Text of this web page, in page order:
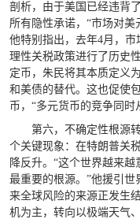
剖析，由于美国已经违背
所有隐性承诺，“市场对
他特别指出，去年4月，
理性关税政策进行了历史
定币，朱民将其本质定义
和美债的替代。这也促使
币，“多元货币的竞争同时
第六，不确定性根源
个关键现象：在特朗普关
降反升。“这个世界越来
最重要的根源。”他援引
来全球风险的来源正发生
机为主，转向以极端天气